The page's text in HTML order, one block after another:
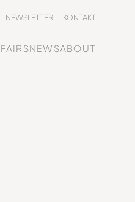
FAIRSNEWSABOUT
NEWSLETTER KONTAKT